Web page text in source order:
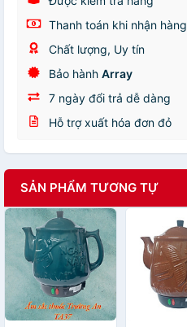
Thanh toán khi nhận hàng
Chất lượng, Uy tín
Bảo hành Array
7 ngày đổi trả dễ dàng
Hỗ trợ xuất hóa đơn đỏ
SẢN PHẨM TƯƠNG TỰ